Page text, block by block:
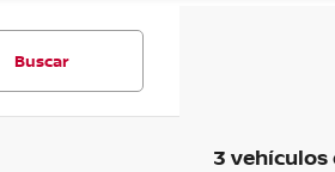
Buscar
3